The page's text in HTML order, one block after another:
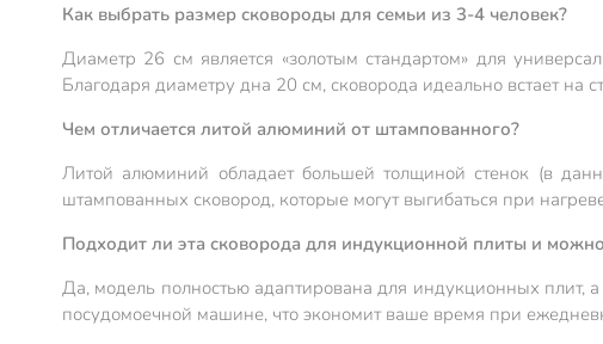
Как выбрать размер сковороды для семьи из 3-4 человек?
Диаметр 26 см является «золотым стандартом» для
Благодаря диаметру дна 20 см, сковорода идеально встает
Чем отличается литой алюминий от штампованного?
Литой алюминий обладает большей толщиной стенок (в
штампованных сковород, которые могут выгибаться при
Подходит ли эта сковорода для индукционной плиты и
Да, модель полностью адаптирована для индукционных плит,
посудомоечной машине, что экономит ваше время при